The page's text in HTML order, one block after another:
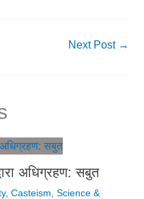
Next Post →
अधिग्रहण: सबुत
, Casteism Science &